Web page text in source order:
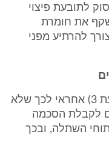
לתובעת פיצוי
את חומרת
להרתיע מפני
68. בית החולים _________ (הנתבעת 3) אחראי לכך שלא
לקבלת הסכמה
השתלה, ובכך